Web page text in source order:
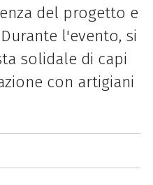
del progetto e
l'evento, si
solidale di capi
con artigiani